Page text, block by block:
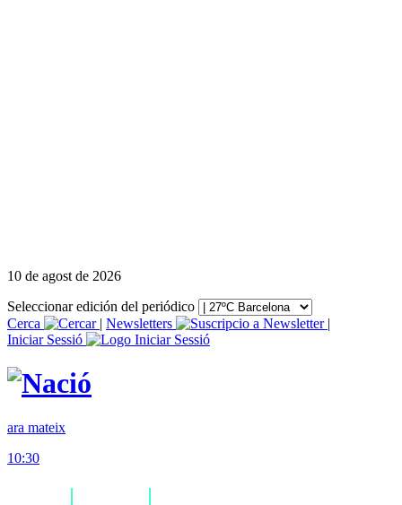
10 de agost de 2026
Seleccionar edición del periódico
Cerca
| Newsletters
|
Iniciar Sessió
ara mateix
10:30